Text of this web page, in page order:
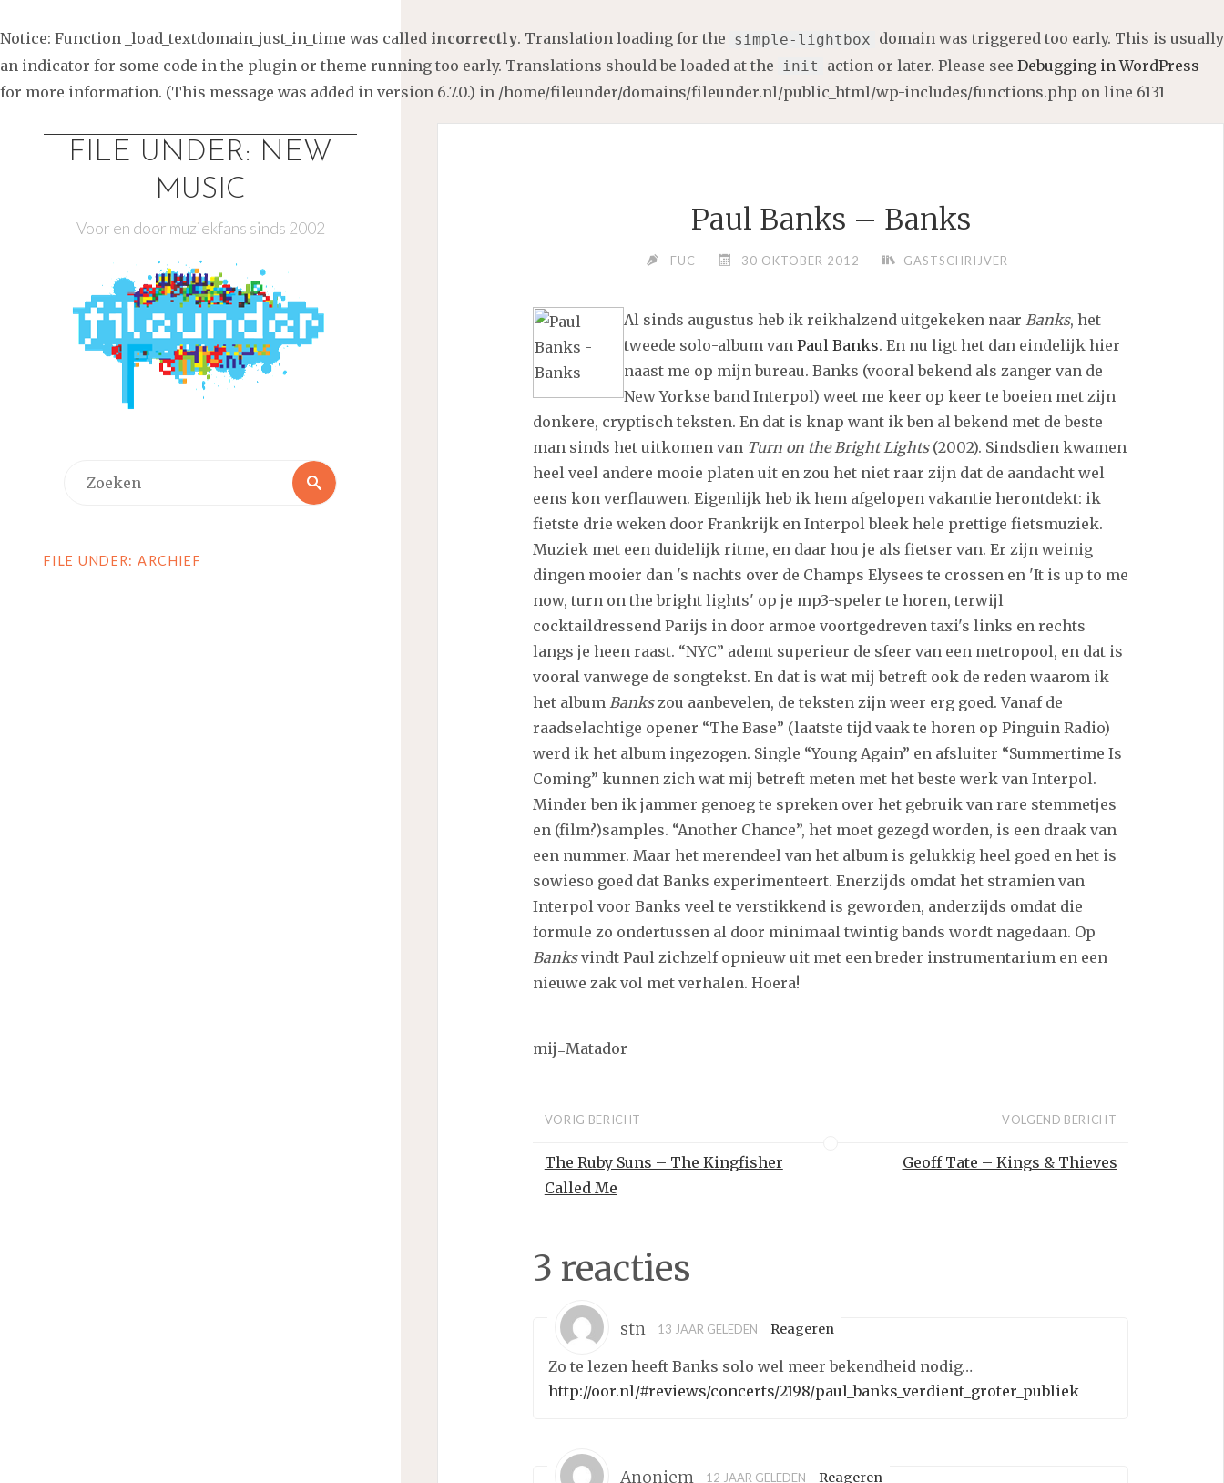
Notice: Function _load_textdomain_just_in_time was called incorrectly. Translation loading for the simple-lightbox domain was triggered too early. This is usually
an indicator for some code in the plugin or theme running too early. Translations should be loaded at the init action or later. Please see Debugging in WordPress
for more information. (This message was added in version 6.7.0.) in /home/fileunder/domains/fileunder.nl/public_html/wp-includes/functions.php on line 6131
FILE UNDER: NEW
MUSIC
Voor en door muziekfans sinds 2002
Zoeken
FILE UNDER: ARCHIEF
Paul Banks – Banks
FUC 30 OKTOBER 2012 GASTSCHRIJVER
Al sinds augustus heb ik reikhalzend uitgekeken naar Banks, het
tweede solo-album van Paul Banks. En nu ligt het dan eindelijk hier
naast me op mijn bureau. Banks (vooral bekend als zanger van de
New Yorkse band Interpol) weet me keer op keer te boeien met zijn
donkere, cryptisch teksten. En dat is knap want ik ben al bekend met de beste
man sinds het uitkomen van Turn on the Bright Lights(2002). Sindsdien kwamen
heel veel andere mooie platen uit en zou het niet raar zijn dat de aandacht wel
eens kon verflauwen. Eigenlijk heb ik hem afgelopen vakantie herontdekt: ik
fietste drie weken door Frankrijk en Interpol bleek hele prettige fietsmuziek.
Muziek met een duidelijk ritme, en daar hou je als fietser van. Er zijn weinig
dingen mooier dan 's nachts over de Champs Elysees te crossen en 'It is up to me
now, turn on the bright lights' op je mp3-speler te horen, terwijl
cocktaildressend Parijs in door armoe voortgedreven taxi's links en rechts
langs je heen raast. “NYC” ademt superieur de sfeer van een metropool, en dat is
vooral vanwege de songtekst. En dat is wat mij betreft ook de reden waarom ik
het album Bankszou aanbevelen, de teksten zijn weer erg goed. Vanaf de
raadselachtige opener “The Base” (laatste tijd vaak te horen op Pinguin Radio)
werd ik het album ingezogen. Single “Young Again” en afsluiter “Summertime Is
Coming” kunnen zich wat mij betreft meten met het beste werk van Interpol.
Minder ben ik jammer genoeg te spreken over het gebruik van rare stemmetjes
en (film?)samples. “Another Chance”, het moet gezegd worden, is een draak van
een nummer. Maar het merendeel van het album is gelukkig heel goed en het is
sowieso goed dat Banks experimenteert. Enerzijds omdat het stramien van
Interpol voor Banks veel te verstikkend is geworden, anderzijds omdat die
formule zo ondertussen al door minimaal twintig bands wordt nagedaan. Op
Banksvindt Paul zichzelf opnieuw uit met een breder instrumentarium en een
nieuwe zak vol met verhalen. Hoera!
mij=Matador
VORIG BERICHT
The Ruby Suns – The Kingfisher
Called Me
VOLGEND BERICHT
Geoff Tate – Kings & Thieves
3 reacties
stn 13 JAAR GELEDEN Reageren
Zo te lezen heeft Banks solo wel meer bekendheid nodig…
http://oor.nl/#reviews/concerts/2198/paul_banks_verdient_groter_publiek
Anoniem 12 JAAR GELEDEN Reageren